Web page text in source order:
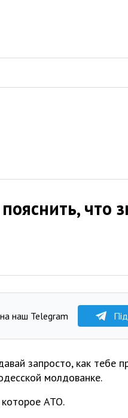
что
наш Telegram
запросто, как тебе
молдованке.
которое АТО.